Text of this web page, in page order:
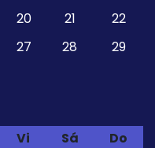
20 21
22
27 28
29
Vi Sá
Do